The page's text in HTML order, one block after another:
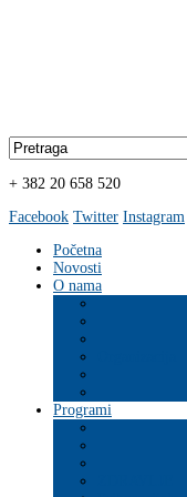
+ 382 20 658 520
Facebook Twitter Instagram
Početna
Novosti
O nama
Programi